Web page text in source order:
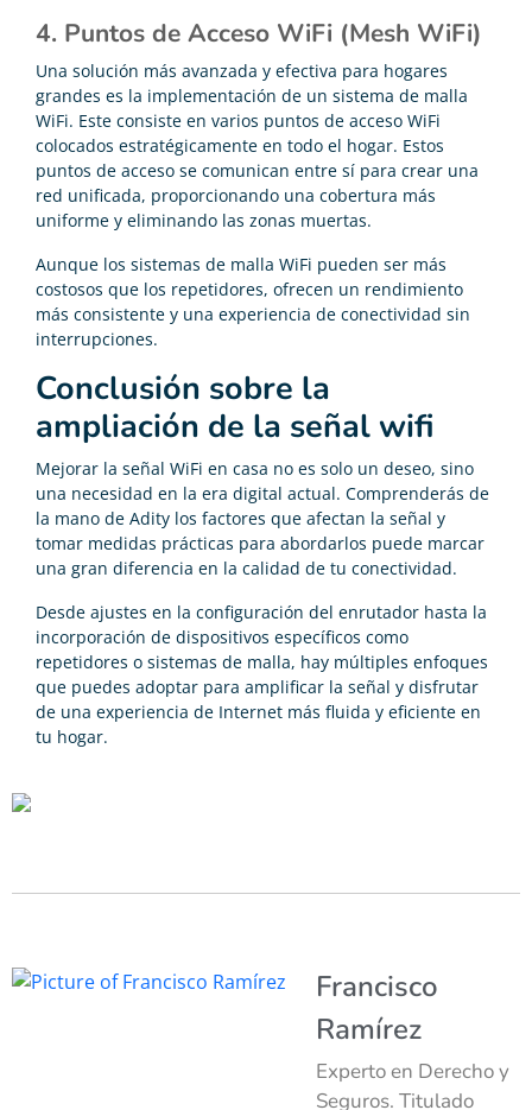
4. Puntos de Acceso WiFi (Mesh WiFi)
Una solución más avanzada y efectiva para hogares
grandes es la implementación de un sistema de malla
WiFi. Este consiste en varios puntos de acceso WiFi
colocados estratégicamente en todo el hogar. Estos
puntos de acceso se comunican entre sí para crear una
red unificada, proporcionando una cobertura más
uniforme y eliminando las zonas muertas.
Aunque los sistemas de malla WiFi pueden ser más
costosos que los repetidores, ofrecen un rendimiento
más consistente y una experiencia de conectividad sin
interrupciones.
Conclusión sobre la
ampliación de la señal wifi
Mejorar la señal WiFi en casa no es solo un deseo, sino
una necesidad en la era digital actual. Comprenderás de
la mano de Adity los factores que afectan la señal y
tomar medidas prácticas para abordarlos puede marcar
una gran diferencia en la calidad de tu conectividad.
Desde ajustes en la configuración del enrutador hasta la
incorporación de dispositivos específicos como
repetidores o sistemas de malla, hay múltiples enfoques
que puedes adoptar para amplificar la señal y disfrutar
de una experiencia de Internet más fluida y eficiente en
tu hogar.
Francisco
Ramírez
Experto en Derecho y
Seguros. Titulado